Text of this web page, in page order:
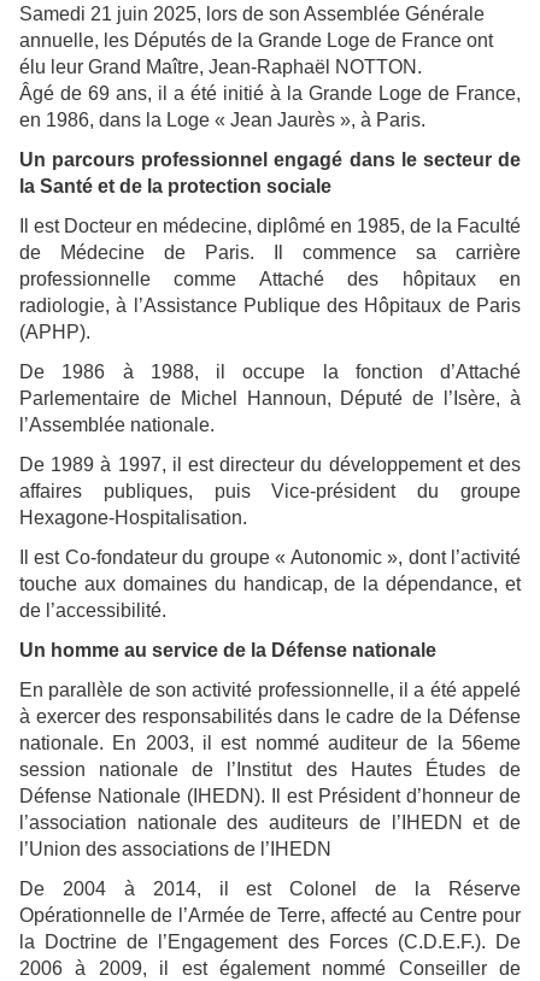
Samedi 21 juin 2025, lors de son Assemblée Générale
annuelle, les Députés de la Grande Loge de France ont
élu leur Grand Maître, Jean-Raphaël NOTTON.
Âgé de 69 ans, il a été initié à la Grande Loge de France,
en 1986, dans la Loge « Jean Jaurès », à Paris.
Un parcours professionnel engagé dans le secteur de
la Santé et de la protection sociale
Il est Docteur en médecine, diplômé en 1985, de la Faculté
de Médecine de Paris. Il commence sa carrière
professionnelle comme Attaché des hôpitaux en
radiologie, à l’Assistance Publique des Hôpitaux de Paris
(APHP).
De 1986 à 1988, il occupe la fonction d’Attaché
Parlementaire de Michel Hannoun, Député de l’Isère, à
l’Assemblée nationale.
De 1989 à 1997, il est directeur du développement et des
affaires publiques, puis Vice-président du groupe
Hexagone-Hospitalisation.
Il est Co-fondateur du groupe « Autonomic », dont l’activité
touche aux domaines du handicap, de la dépendance, et
de l’accessibilité.
Un homme au service de la Défense nationale
En parallèle de son activité professionnelle, il a été appelé
à exercer des responsabilités dans le cadre de la Défense
nationale. En 2003, il est nommé auditeur de la 56eme
session nationale de l’Institut des Hautes Études de
Défense Nationale (IHEDN). Il est Président d’honneur de
l’association nationale des auditeurs de l’IHEDN et de
l’Union des associations de l’IHEDN
De 2004 à 2014, il est Colonel de la Réserve
Opérationnelle de l’Armée de Terre, affecté au Centre pour
la Doctrine de l’Engagement des Forces (C.D.E.F.). De
2006 à 2009, il est également nommé Conseiller de